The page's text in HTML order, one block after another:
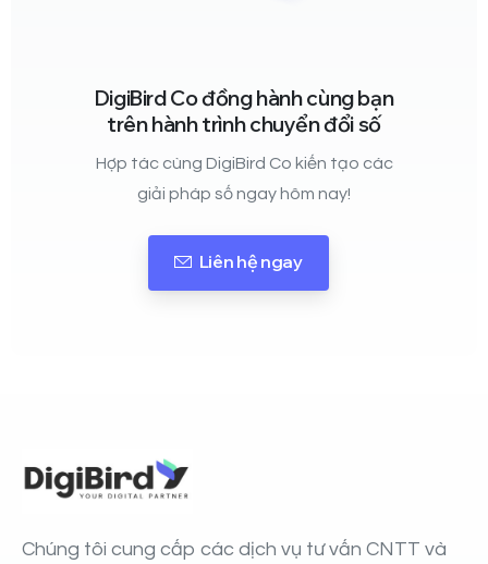
DigiBird Co đồng hành cùng bạn
trên hành trình chuyển đổi số
Hợp tác cùng DigiBird Co kiến tạo các
giải pháp số ngay hôm nay!
Liên hệ ngay
Chúng tôi cung cấp các dịch vụ tư vấn CNTT và